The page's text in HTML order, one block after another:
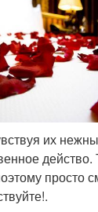
их
действо.
просто